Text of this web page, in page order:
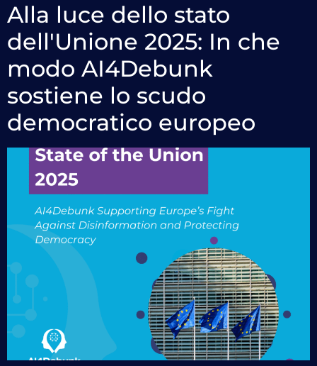
Alla luce dello stato
dell'Unione 2025: In che
modo AI4Debunk
sostiene lo scudo
democratico europeo